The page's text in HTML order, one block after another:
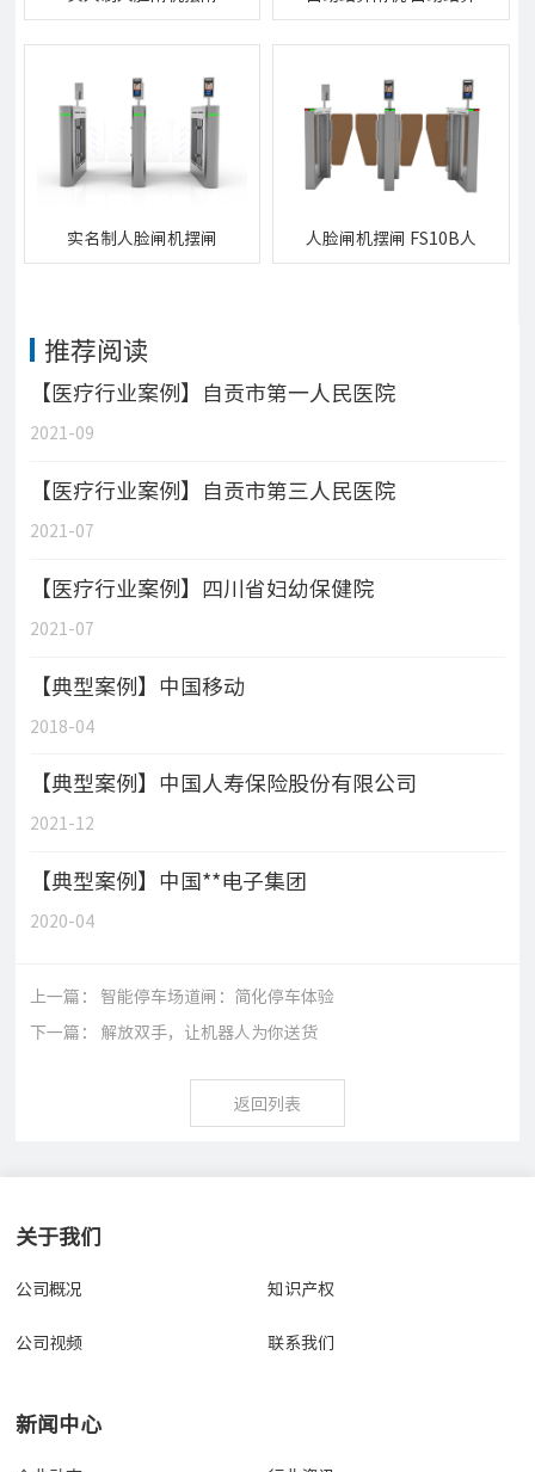
CS74A实人制人脸闸机摆
闸
闸机
实名制人脸闸机摆闸
CS84A实名制人脸闸机摆
人脸闸机摆闸 FS10B人
脸闸机摆闸
推荐阅读
【医疗行业案例】自贡市第一人民医院
2021-09
【医疗行业案例】自贡市第三人民医院
2021-07
【医疗行业案例】四川省妇幼保健院
2021-07
【典型案例】中国移动
2018-04
【典型案例】中国人寿保险股份有限公司
2021-12
【典型案例】中国**电子集团
2020-04
上一篇： 智能停车场道闸：简化停车体验
下一篇： 解放双手，让机器人为你送货
返回列表
关于我们
公司概况 知识产权
公司视频 联系我们
新闻中心